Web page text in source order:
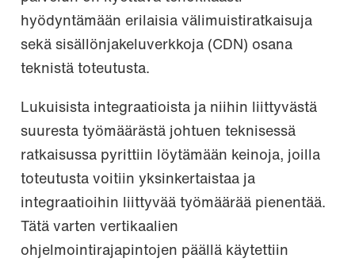
hyödyntämään erilaisia välimuistiratkaisuja
sekä sisällönjakeluverkkoja (CDN) osana
teknistä toteutusta.
Lukuisista integraatioista ja niihin liittyvästä
suuresta työmäärästä johtuen teknisessä
ratkaisussa pyrittiin löytämään keinoja, joilla
toteutusta voitiin yksinkertaistaa ja
integraatioihin liittyvää työmäärää pienentää.
Tätä varten vertikaalien
ohjelmointirajapintojen päällä käytettiin